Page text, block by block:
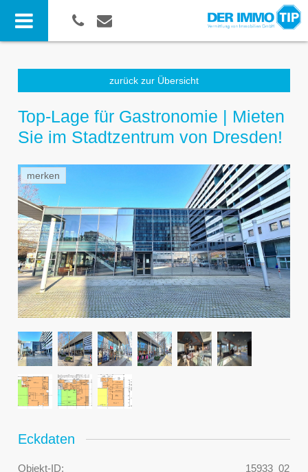
zurück zur Übersicht
Top-Lage für Gastronomie | Mieten
Sie im Stadtzentrum von Dresden!
merken
Eckdaten
Objekt-ID:
15933_02